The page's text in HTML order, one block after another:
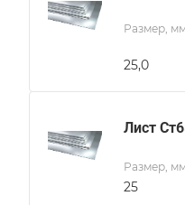
Размер,
25,0
Лист
Размер,
25